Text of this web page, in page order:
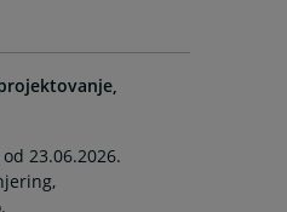
23.06.2026.